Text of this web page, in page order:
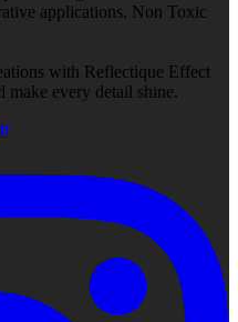
applications. Non Toxic
with Reflectique Effect
make every detail shine.